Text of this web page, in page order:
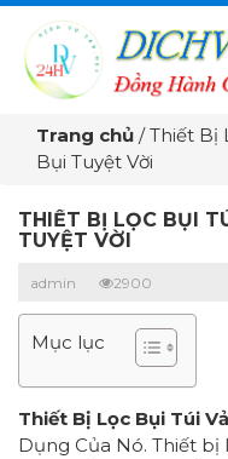
Trang chủ /Thiết Bị
Bụi Tuyệt Vời
THIẾT BỊ LỌC BỤI
TUYỆT VỜI
admin 2900
Mục lục
Thiết Bị Lọc Bụi Túi
Dụng Của Nó. Thiết bị